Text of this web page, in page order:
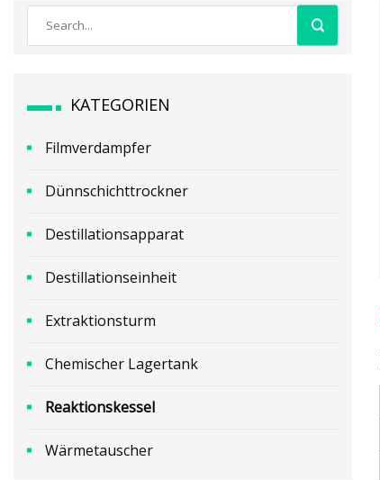
KATEGORIEN
Filmverdampfer
Dünnschichttrockner
Destillationsapparat
Destillationseinheit
Extraktionsturm
Chemischer Lagertank
Reaktionskessel
Wärmetauscher